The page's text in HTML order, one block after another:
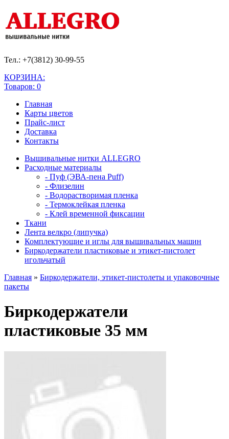
Тел.: +7(3812) 30-99-55
КОРЗИНА:
Товаров: 0
Главная
Карты цветов
Прайс-лист
Доставка
Контакты
Вышивальные нитки ALLEGRO
Расходные материалы
- Пуф (ЭВА-пена Puff)
- Флизелин
- Водорастворимая пленка
- Термоклейкая пленка
- Клей временной фиксации
Ткани
Лента велкро (липучка)
Комплектующие и иглы для вышивальных машин
Биркодержатели пластиковые и этикет-пистолет
игольчатый
Главная » Биркодержатели, этикет-пистолеты и упаковочные
пакеты
Биркодержатели
пластиковые 35 мм